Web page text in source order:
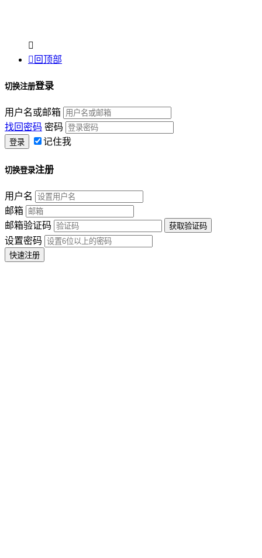

 回顶部
切换注册登录
用户名或邮箱
找回密码 密码
记住我
切换登录注册
用户名
邮箱
邮箱验证码
设置密码